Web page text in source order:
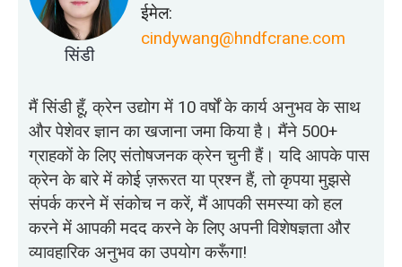
सिंडी
ईमेल:
cindywang@hndfcrane.com
मैं सिंडी हूँ, क्रेन उद्योग में 10 वर्षों के कार्य अनुभव के साथ
और पेशेवर ज्ञान का खजाना जमा किया है। मैंने 500+
ग्राहकों के लिए संतोषजनक क्रेन चुनी हैं। यदि आपके पास
क्रेन के बारे में कोई ज़रूरत या प्रश्न हैं, तो कृपया मुझसे
संपर्क करने में संकोच न करें, मैं आपकी समस्या को हल
करने में आपकी मदद करने के लिए अपनी विशेषज्ञता और
व्यावहारिक अनुभव का उपयोग करूँगा!